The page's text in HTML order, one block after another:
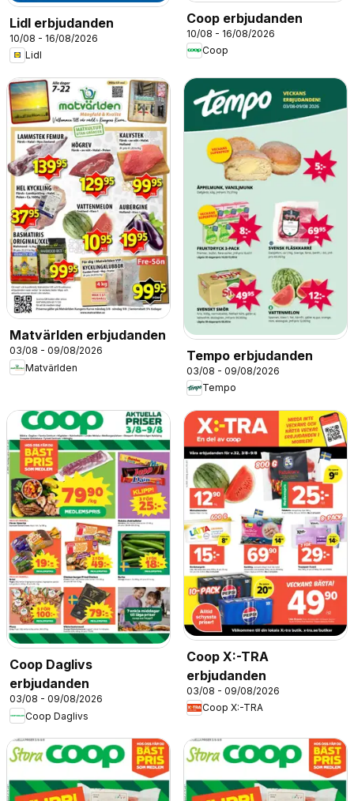
Lidl erbjudanden
10/08 - 16/08/2026
Lidl
Coop erbjudanden
10/08 - 16/08/2026
Coop
Matvärlden erbjudanden
03/08 - 09/08/2026
Matvärlden
Tempo erbjudanden
03/08 - 09/08/2026
Tempo
Coop Daglivs
erbjudanden
03/08 - 09/08/2026
Coop Daglivs
Coop X:-TRA
erbjudanden
03/08 - 09/08/2026
Coop X:-TRA